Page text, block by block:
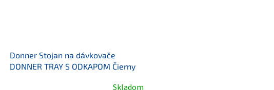
Donner Stojan na dávkovače
DONNER TRAY S ODKAPOM Čierny
Skladom